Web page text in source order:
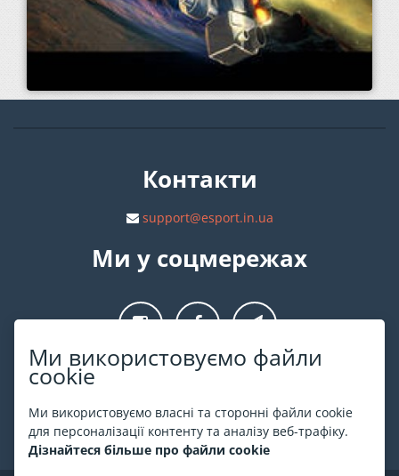
Ми використовуємо файли
cookie
Ми використовуємо власні та сторонні файли cookie
для персоналізації контенту та аналізу веб-трафіку.
Дізнайтеся більше про файли cookie
Контакти
support@esport.in.ua
Ми у соцмережах
Про ESPORT .in.ua
На ESPORT.in.ua представлена афіша Києва та інших міст
України. Всі квитки продаються офіційно. Ми працюємо
безпосередньо з касами.